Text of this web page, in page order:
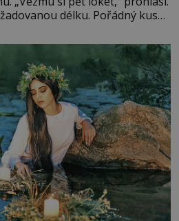
délku. Pořádný kus
sukni,“ zhodnotí švadlena
„Ošidili vás, podívejte.“